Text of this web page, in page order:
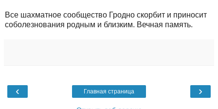
Все шахматное сообщество Гродно скорбит и приносит
соболезнования родным и близким. Вечная память.
‹ ›
Главная страница